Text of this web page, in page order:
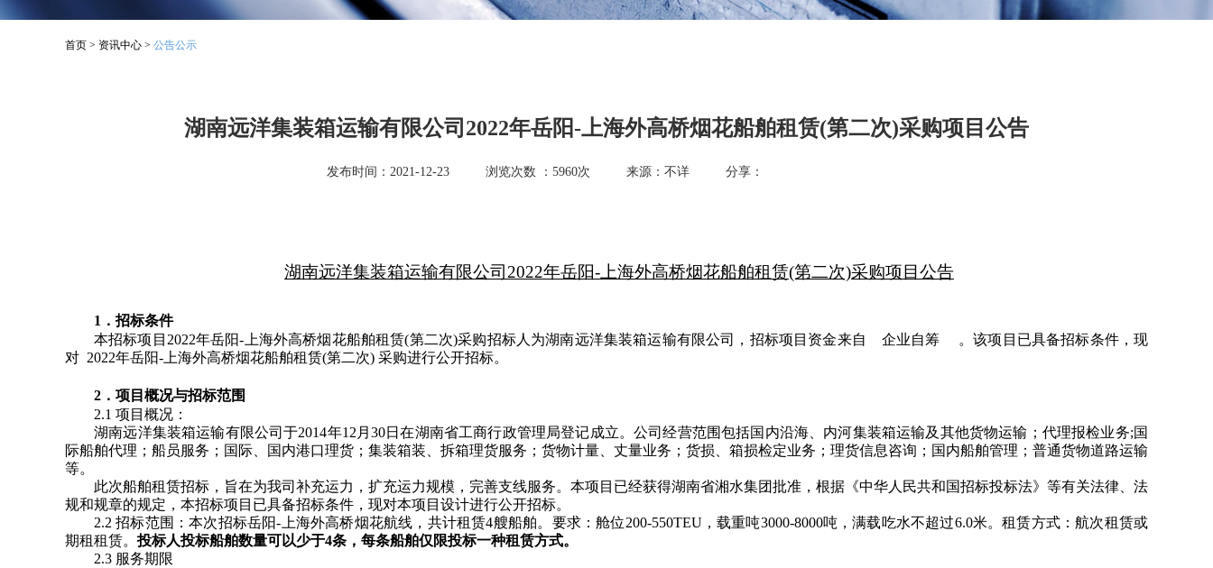
首页 > 资讯中心 > 公告公示
湖南远洋集装箱运输有限公司2022年岳阳-上海外高桥烟花船舶租赁(第二次)采购项目公告
发布时间：2021-12-23 浏览次数 ： 5960次 来源：不详 分享：
湖南远洋集装箱运输有限公司2022年岳阳-上海外高桥烟花船舶租赁(第二次)采购项目 公告
1 ．招标条件
本招标项目2022年岳阳-上海外高桥烟花船舶租赁(第二次)采购招标人为湖南远洋集装箱运输有限公司，招标项目资金来自 企业自筹 。该项目已具备招标条件，现
对 2022年岳阳-上海外高桥烟花船舶租赁(第二次) 采购进行公开招标。
2 ．项目概况与招标范围
2.1 项目概况：
湖南远洋集装箱运输有限公司于2014年12月30日在湖南省工商行政管理局登记成立。公司经营范围包括国内沿海、内河集装箱运输及其他货物运输；代理报检业务;国
际船舶代理；船员服务；国际、国内港口理货；集装箱装、拆箱理货服务；货物计量、丈量业务；货损、箱损检定业务；理货信息咨询；国内船舶管理；普通货物道路运输
等。
此次船舶租赁招标，旨在为我司补充运力，扩充运力规模，完善支线服务。本项目已经获得湖南省湘水集团批准，根据《中华人民共和国招标投标法》等有关法律、法
规和规章的规定，本招标项目已具备招标条件，现对本项目设计进行公开招标。
2.2 招标范围：本次招标岳阳-上海外高桥烟花航线，共计租赁4艘船舶。要求：舱位200-550TEU，载重吨3000-8000吨，满载吃水不超过6.0米。租赁方式：航次租赁或
期租租赁。投标人投标船舶数量可以少于4条，每条船舶仅限投标一种租赁方式。
2.3 服务期限